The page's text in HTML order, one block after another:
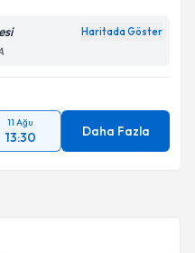
Haritada Göster
11 Ağu
13:30 Daha Fazla